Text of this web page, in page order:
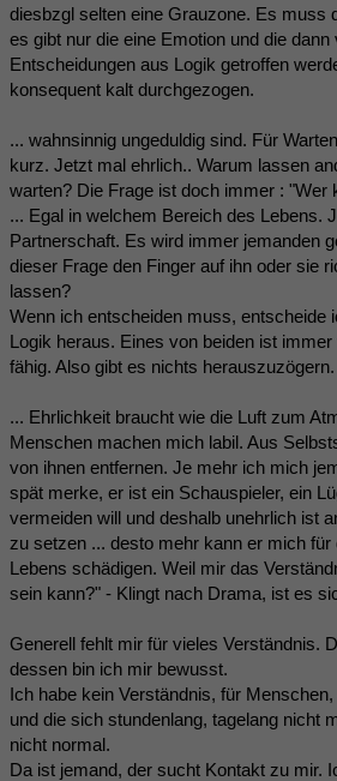
diesbzgl selten eine Grauzone. Es muss
es gibt nur die eine Emotion und die
Entscheidungen aus Logik getroffen
konsequent kalt durchgezogen.
... wahnsinnig ungeduldig sind. Für
kurz. Jetzt mal ehrlich.. Warum lassen
warten? Die Frage ist doch immer : "Wer
... Egal in welchem Bereich des Lebens.
Partnerschaft. Es wird immer jemanden
dieser Frage den Finger auf ihn oder sie
lassen?
Wenn ich entscheiden muss, entscheide
Logik heraus. Eines von beiden ist
fähig. Also gibt es nichts herauszuzögern.
... Ehrlichkeit braucht wie die Luft zum
Menschen machen mich labil. Aus
von ihnen entfernen. Je mehr ich mich
spät merke, er ist ein Schauspieler, ein
vermeiden will und deshalb unehrlich ist
zu setzen ... desto mehr kann er mich für
Lebens schädigen. Weil mir das
sein kann?" - Klingt nach Drama, ist es
Generell fehlt mir für vieles Verständnis.
dessen bin ich mir bewusst.
Ich habe kein Verständnis, für
und die sich stundenlang, tagelang nicht
nicht normal.
Da ist jemand, der sucht Kontakt zu mir.